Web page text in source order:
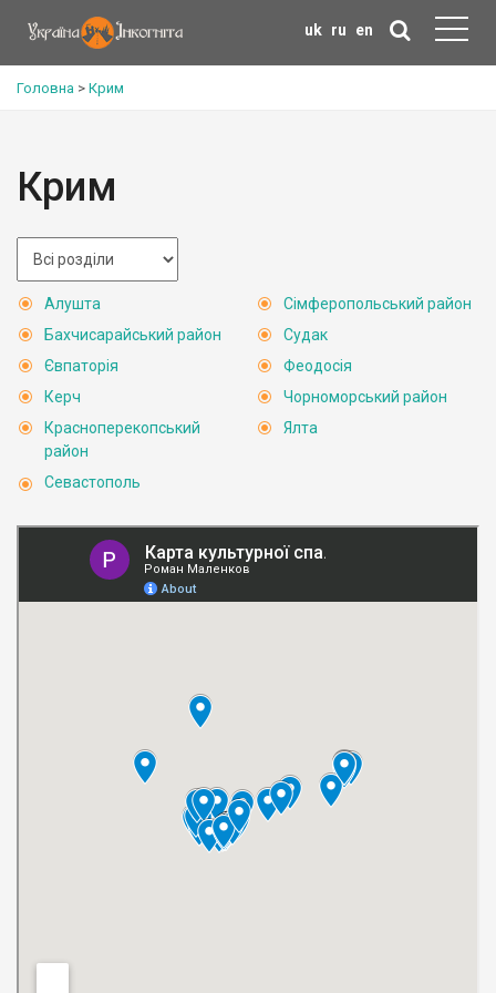
uk ru en
Головна > Крим
Крим
Алушта
Бахчисарайський район
Євпаторія
Керч
Красноперекопський
район
Севастополь
Сімферопольський район
Судак
Феодосія
Чорноморський район
Ялта